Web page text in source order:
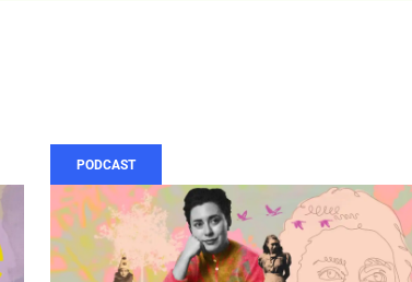
PODCAST